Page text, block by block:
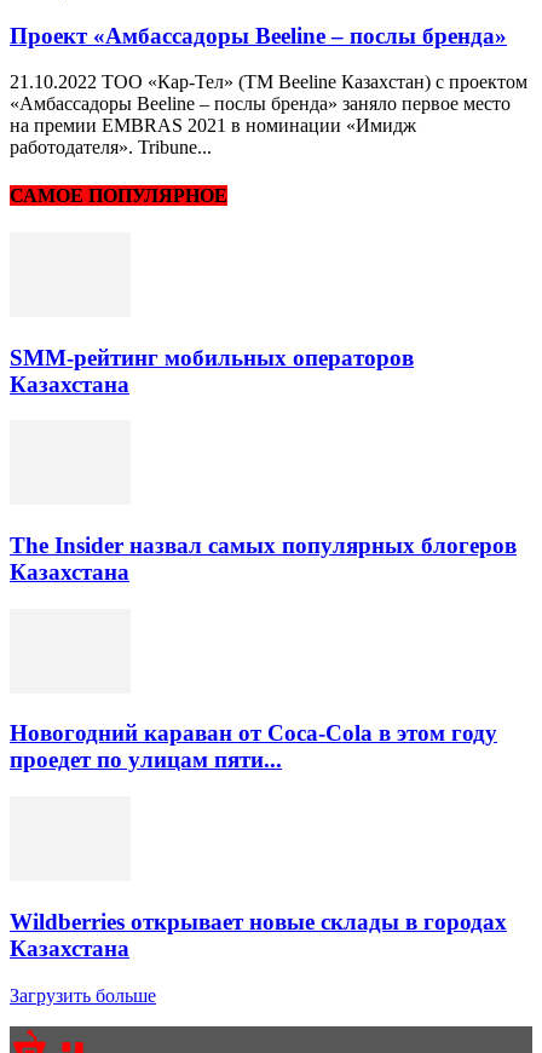
Проект «Амбассадоры Beeline – послы бренда»
21.10.2022 ТОО «Кар-Тел» (ТМ Beeline Казахстан) с проектом
«Амбассадоры Beeline – послы бренда» заняло первое место
на премии EMBRAS 2021 в номинации «Имидж
работодателя». Tribune...
САМОЕ ПОПУЛЯРНОЕ
SMM-рейтинг мобильных операторов
Казахстана
The Insider назвал самых популярных блогеров
Казахстана
Новогодний караван от Coca-Cola в этом году
проедет по улицам пяти...
Wildberries открывает новые склады в городах
Казахстана
Загрузить больше